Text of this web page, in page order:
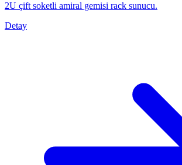
2U çift soketli amiral gemisi rack sunucu.
Detay